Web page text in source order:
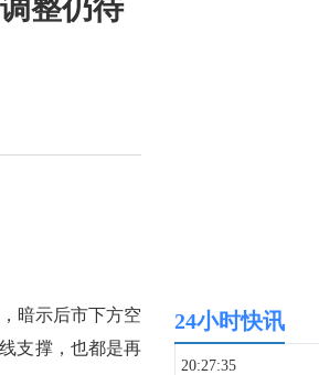
整仍待
暗示后市下方空
支撑，也都是再
24小时快讯
20:27:35